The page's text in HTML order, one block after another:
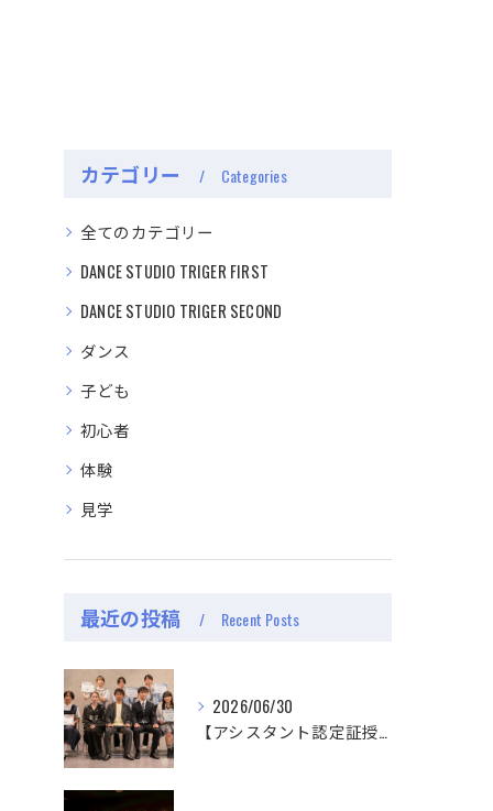
カテゴリー Categories
全てのカテゴリー
DANCE STUDIO TRIGER FIRST
DANCE STUDIO TRIGER SECOND
ダンス
子ども
初心者
体験
見学
最近の投稿 Recent Posts
2026/06/30
【アシスタント認定証授与式】